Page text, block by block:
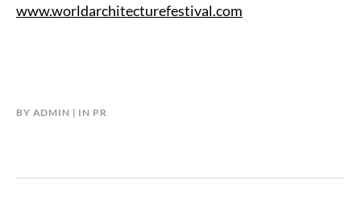
www.worldarchitecturefestival.com
BY ADMIN IN PR